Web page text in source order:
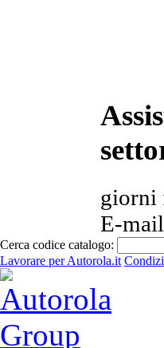
giorni
E-
Cerca codice catalogo:
Lavorare per Autorola.it